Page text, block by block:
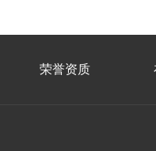
荣誉资质